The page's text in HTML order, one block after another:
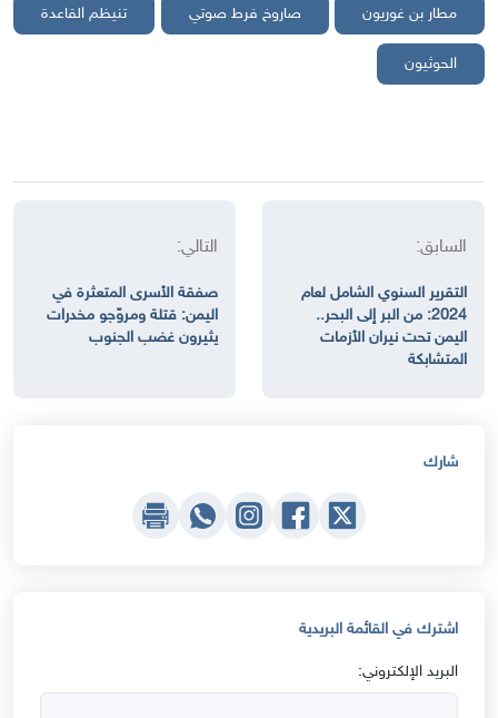
مطار بن غوريون صاروخ فرط صوتي تنيظم القاعدة
الحوثيون
السابق:
التقرير السنوي الشامل لعام
2024: من البر إلى البحر..
اليمن تحت نيران الأزمات
المتشابكة
التالي:
صفقة الأسرى المتعثرة في
اليمن: قتلة ومروّجو مخدرات
يثيرون غضب الجنوب
شارك
اشترك في القائمة البريدية
البريد الإلكتروني: